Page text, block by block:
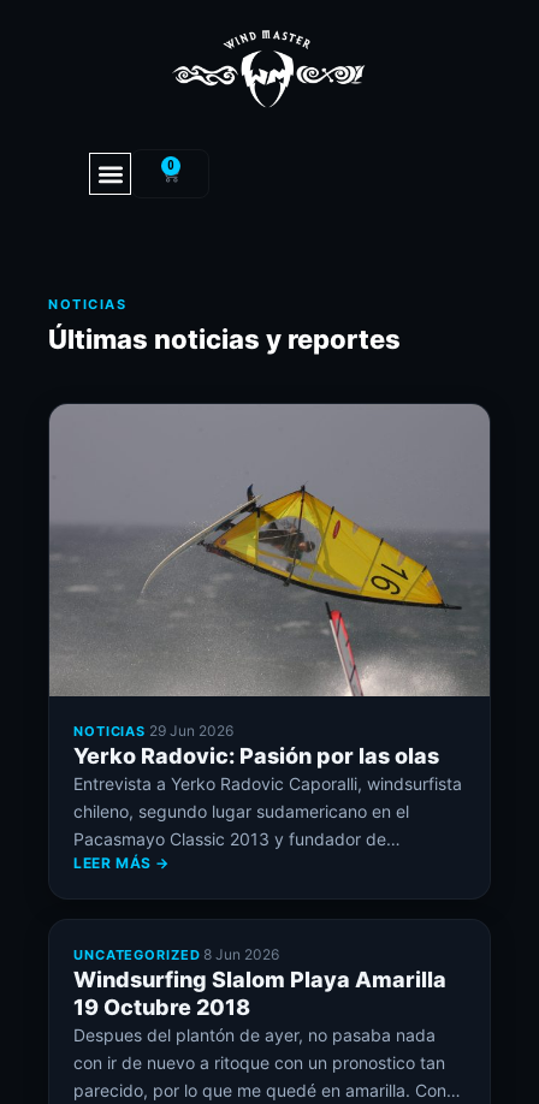
0
NOTICIAS
Últimas noticias y reportes
NOTICIAS 29 Jun 2026
Yerko Radovic: Pasión por las olas
Entrevista a Yerko Radovic Caporalli, windsurfista
chileno, segundo lugar sudamericano en el
Pacasmayo Classic 2013 y fundador de
WindMaster.
LEER MÁS →
UNCATEGORIZED 8 Jun 2026
Windsurfing Slalom Playa Amarilla
19 Octubre 2018
Despues del plantón de ayer, no pasaba nada
con ir de nuevo a ritoque con un pronostico tan
parecido, por lo que me quedé en amarilla. Con